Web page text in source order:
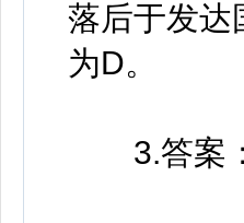
落后于发达
为D。
3.答案